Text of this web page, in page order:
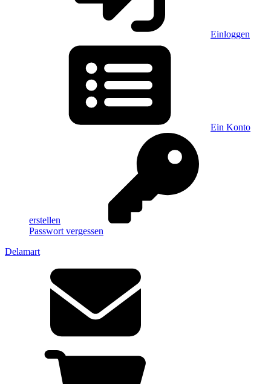
Einloggen
Ein Konto
erstellen
Passwort vergessen
Delamart